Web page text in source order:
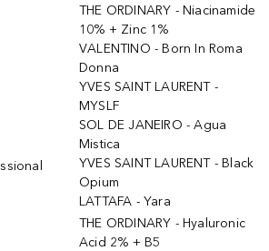
THE ORDINARY - Niacinamide
10% + Zinc 1%
VALENTINO - Born In Roma
Donna
YVES SAINT LAURENT -
MYSLF
SOL DE JANEIRO - Agua
Mistica
YVES SAINT LAURENT - Black
Opium
LATTAFA - Yara
THE ORDINARY - Hyaluronic
Acid 2% + B5